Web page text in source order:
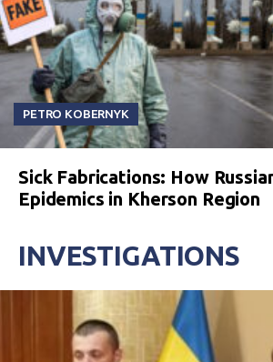
PETRO KOBERNYK
Sick Fabrications: How
Epidemics in Kherson Region
INVESTIGATIONS